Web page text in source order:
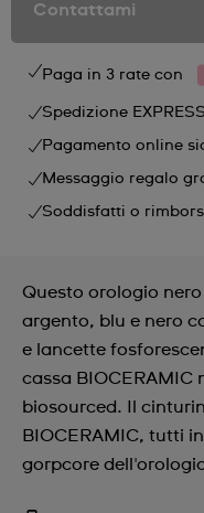
Contattami
Paga in 3 rate con
Spedizione
Pagamento online
Messaggio regalo
Soddisfatti o
Questo orologio
argento, blu e nero
e lancette
cassa BIOCERAMIC
biosourced. Il
BIOCERAMIC, tutti
gorpcore